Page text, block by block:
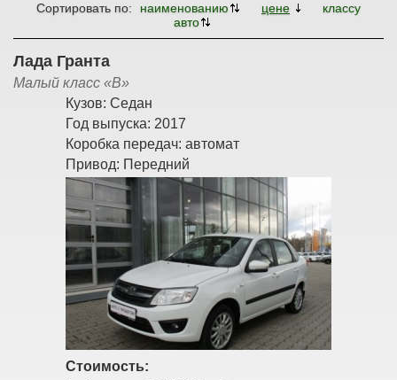
Сортировать по: наименованию цене
классу
авто
Лада Гранта
Малый класс «B»
Кузов: Седан
Год выпуска: 2017
Коробка передач: автомат
Привод: Передний
Стоимость: